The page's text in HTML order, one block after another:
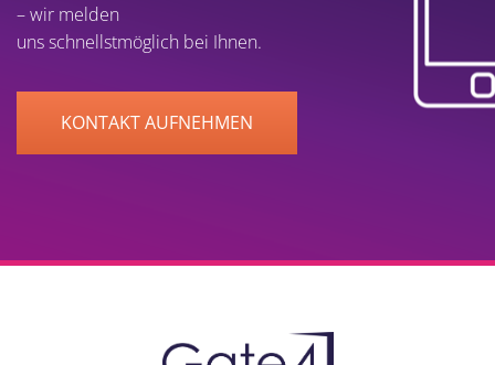
– wir melden
uns schnellstmöglich bei Ihnen.
KONTAKT AUFNEHMEN